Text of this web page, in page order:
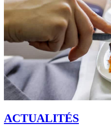
ACTUALITÉS